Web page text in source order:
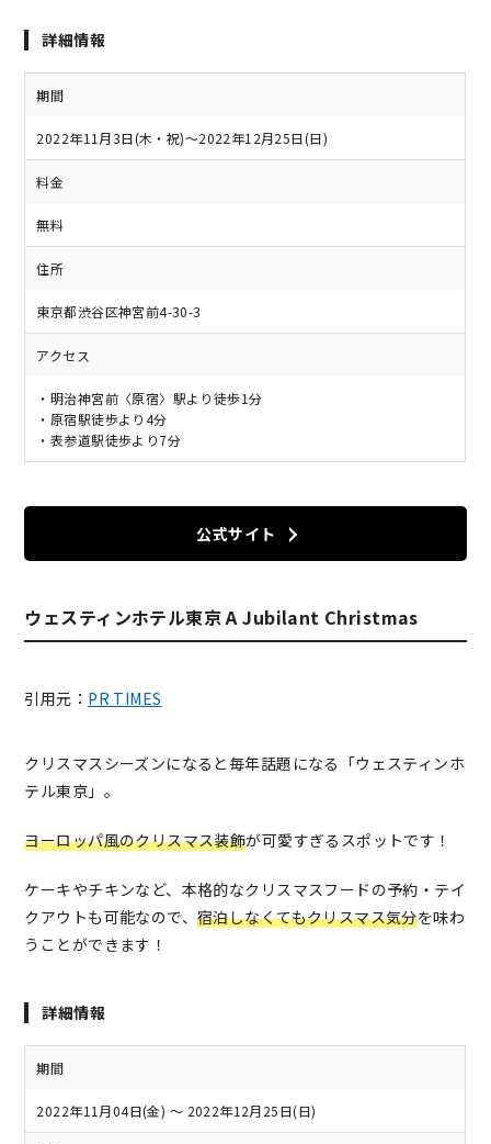
詳細情報
期間
2022年11月3日(木・祝)～2022年12月25日(日)
料金
無料
住所
東京都渋谷区神宮前4-30-3
アクセス
・明治神宮前〈原宿〉駅より徒歩1分
・原宿駅徒歩より4分
・表参道駅徒歩より7分
公式サイト
ウェスティンホテル東京 A Jubilant Christmas
引用元： PR TIMES
クリスマスシーズンになると毎年話題になる「ウェスティンホ
テル東京」。
ヨーロッパ風のクリスマス装飾が可愛すぎるスポットです！
ケーキやチキンなど、本格的なクリスマスフードの予約・テイ
クアウトも可能なので、宿泊しなくてもクリスマス気分を味わ
うことができます！
詳細情報
期間
2022年11月04日(金) ～ 2022年12月25日(日)